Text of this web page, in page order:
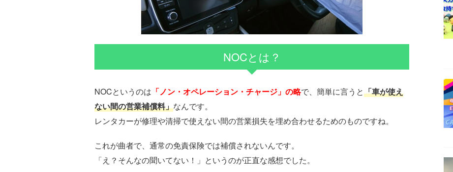
NOCとは？
NOCというのは 「ノン・オペレーション・チャージ」の略で、簡単に言うと「車が使え
ない間の営業補償料」なんです。
レンタカーが修理や清掃で使えない間の営業損失を埋め合わせるためのものですね。
これが曲者で、通常の免責保険では補償されないんです。
「え？そんなの聞いてない！」というのが正直な感想でした。